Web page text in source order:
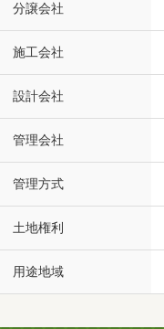
分譲会社
施工会社
設計会社
管理会社
管理方式
土地権利
用途地域